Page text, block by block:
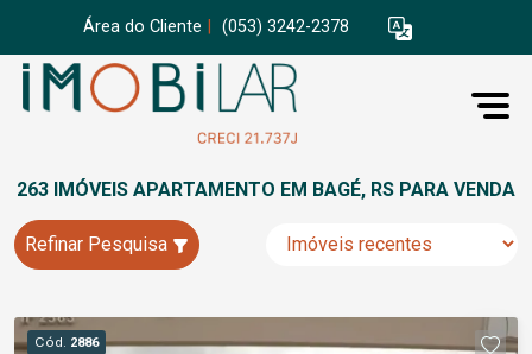
Área do Cliente (053) 3242-2378
263 IMÓVEIS APARTAMENTO EM BAGÉ, RS PARA VENDA
Refinar Pesquisa
Cód. 2886